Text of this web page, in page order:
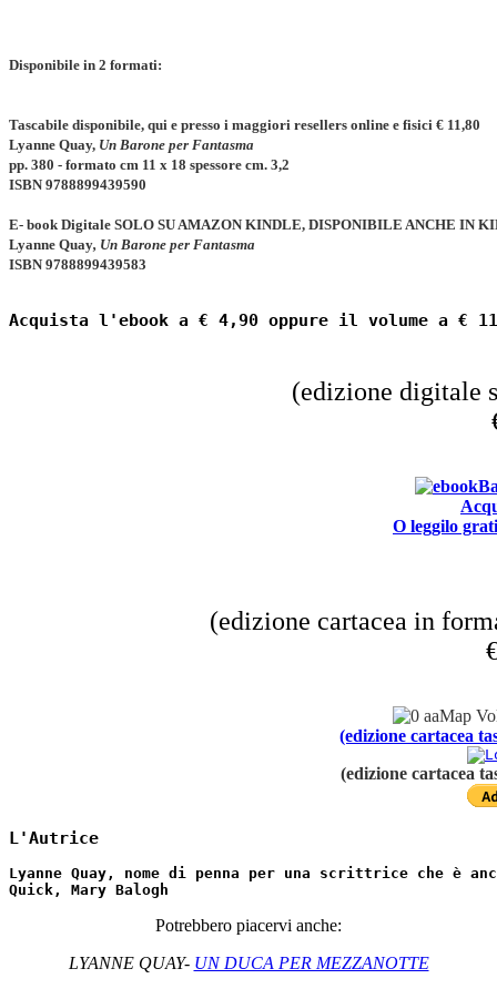
Disponibile in 2 formati:
Tascabile disponibile, qui e presso i maggiori resellers online e fisici € 11,80
Lyanne Quay, Un Barone per Fantasma
pp. 380 - formato cm 11 x 18 spessore cm. 3,2
ISBN 9788899439590
E- book Digitale SOLO SU AMAZON KINDLE, DISPONIBILE ANCHE IN
Lyanne Quay, Un Barone per Fantasma
ISBN 9788899439583
Acquista l'ebook a € 4,90 oppure il volume a €
(edizione digitale
A
O leggilo
(edizione cartacea in
(edizione cartacea
(edizione cartacea
L'Autrice
Lyanne Quay, nome di penna per una scrittrice che è
Quick, Mary Balogh
Potrebbero piacervi anche:
LYANNE QUAY- UN DUCA PER MEZZANOTTE